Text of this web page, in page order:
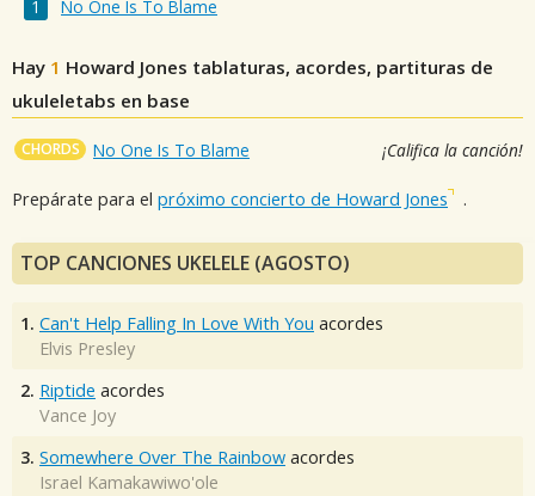
No One Is To Blame
Hay 1 Howard Jones tablaturas, acordes, partituras de
ukuleletabs en base
CHORDS No One Is To Blame ¡Califica la canción!
Prepárate para el próximo concierto de Howard Jones .
TOP CANCIONES UKELELE (AGOSTO)
1. Can't Help Falling In Love With You acordes
Elvis Presley
2. Riptide acordes
Vance Joy
3. Somewhere Over The Rainbow acordes
Israel Kamakawiwo'ole